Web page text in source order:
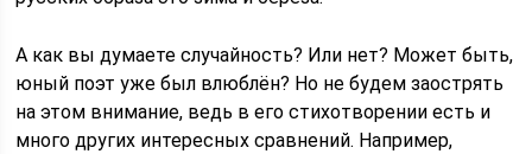
А как вы думаете случайность? Или нет? Может быть,
юный поэт уже был влюблён? Но не будем заострять
на этом внимание, ведь в его стихотворении есть и
много других интересных сравнений. Например,